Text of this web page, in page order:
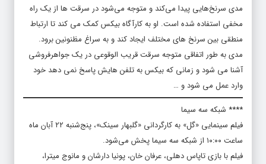
مدی سرنخ‌هایی پیدا می‌کند و متوجه می‌شود در سرقت ها از یک راه
مخفی استفاده شده است. او به کارآگاه بیکس کمک می کند تا ارتباط
منطقی بین سرنخ های مختلف ایجاد کند و به سراغ مظنونین برود.
مدی به طور اتفاقی متوجه سرقت قریب الوقوعی در یک جواهرفروشی
آشنا می شود و زمانی که بیکس به تلفن هایش پاسخ نمی دهد خود
وارد عمل می شود و …
**** شبکه سه سیما
فیلم سینمایی «گل» به کارگردانی «گلبهار سینک»، پنج‌شنبه ۲۲ آبان ماه
ساعت ۱۰:۰۰ از شبکه سه سیما پخش می‌شود.
فیلم با بازی تاپاس دهلی، عرفان خان، پونیا دارشان و مانوج میترا،